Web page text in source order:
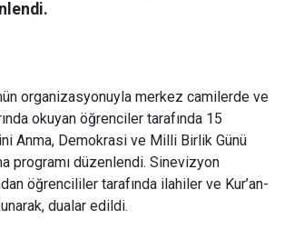
organizasyonuyla merkez camilerde ve
okuyan öğrenciler tarafında 15
Anma, Demokrasi ve Milli Birlik Günü
programı düzenlendi. Sinevizyon
öğrencililer tarafında ilahiler ve Kur’an-
dualar edildi.